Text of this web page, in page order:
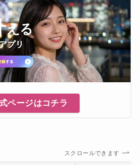
ページはコチラ
スクロールできます